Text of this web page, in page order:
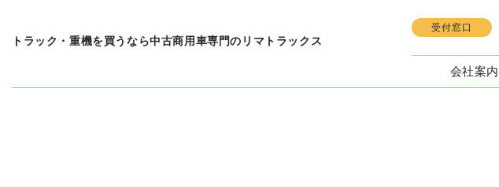
トラック・重機を買うなら中古商用車専門のリマトラックス
受付窓口
会社案内